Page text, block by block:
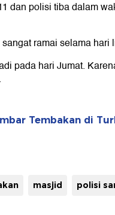
dan polisi tiba dalam
ramai selama hari
pada hari Jumat.
Tembakan di
masjid polisi